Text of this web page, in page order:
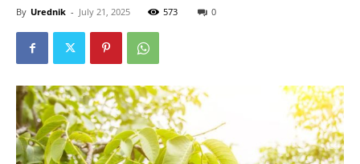
By Urednik - July 21, 2025 573 0